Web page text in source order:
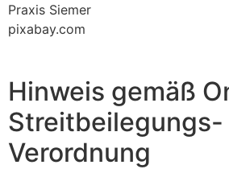
Praxis Siemer
pixabay.com
Hinweis gemäß
Streitbeilegungs-
Verordnung